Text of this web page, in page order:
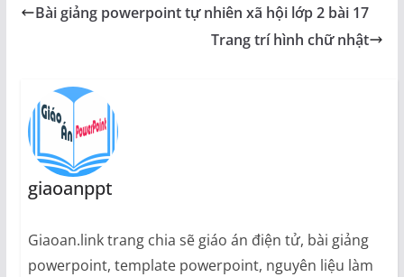
Bài giảng powerpoint tự nhiên xã hội lớp 2 bài 17
Trang trí hình chữ nhật
giaoanppt
Giaoan.link trang chia sẽ giáo án điện tử, bài giảng
powerpoint, template powerpoint, nguyên liệu làm